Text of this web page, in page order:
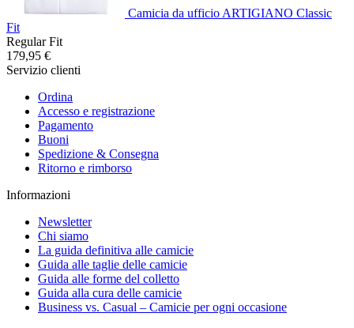
Camicia da ufficio ARTIGIANO Classic
Fit
Regular Fit
179,95 €
Servizio clienti
Ordina
Accesso e registrazione
Pagamento
Buoni
Spedizione & Consegna
Ritorno e rimborso
Informazioni
Newsletter
Chi siamo
La guida definitiva alle camicie
Guida alle taglie delle camicie
Guida alle forme del colletto
Guida alla cura delle camicie
Business vs. Casual – Camicie per ogni occasione